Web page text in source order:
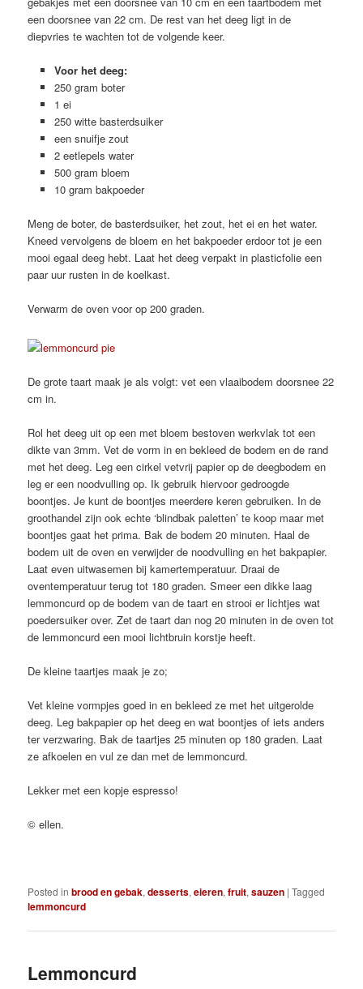
een doorsnee van 22 cm. De rest van het deeg ligt in de
diepvries te wachten tot de volgende keer.
Voor het deeg:
250 gram boter
1 ei
250 witte basterdsuiker
een snuifje zout
2 eetlepels water
500 gram bloem
10 gram bakpoeder
Meng de boter, de basterdsuiker, het zout, het ei en het water.
Kneed vervolgens de bloem en het bakpoeder erdoor tot je een
mooi egaal deeg hebt. Laat het deeg verpakt in plasticfolie een
paar uur rusten in de koelkast.
Verwarm de oven voor op 200 graden.
De grote taart maak je als volgt: vet een vlaaibodem doorsnee 22
cm in.
Rol het deeg uit op een met bloem bestoven werkvlak tot een
dikte van 3mm. Vet de vorm in en bekleed de bodem en de rand
met het deeg. Leg een cirkel vetvrij papier op de deegbodem en
leg er een noodvulling op. Ik gebruik hiervoor gedroogde
boontjes. Je kunt de boontjes meerdere keren gebruiken. In de
groothandel zijn ook echte ‘blindbak paletten’ te koop maar met
boontjes gaat het prima. Bak de bodem 20 minuten. Haal de
bodem uit de oven en verwijder de noodvulling en het bakpapier.
Laat even uitwasemen bij kamertemperatuur. Draai de
oventemperatuur terug tot 180 graden. Smeer een dikke laag
lemmoncurd op de bodem van de taart en strooi er lichtjes wat
poedersuiker over. Zet de taart dan nog 20 minuten in de oven tot
de lemmoncurd een mooi lichtbruin korstje heeft.
De kleine taartjes maak je zo;
Vet kleine vormpjes goed in en bekleed ze met het uitgerolde
deeg. Leg bakpapier op het deeg en wat boontjes of iets anders
ter verzwaring. Bak de taartjes 25 minuten op 180 graden. Laat
ze afkoelen en vul ze dan met de lemmoncurd.
Lekker met een kopje espresso!
© ellen.
Posted in brood en gebak,desserts,eieren,fruit,sauzen |Tagged
lemmoncurd
Lemmoncurd